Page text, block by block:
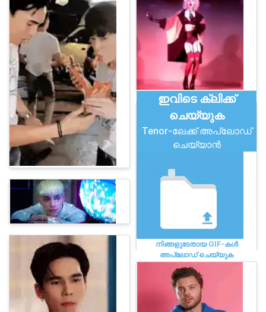
ഇവിടെ ക്ലിക്ക്
ചെയ്യുക
Tenor-ലേക്ക് അപ്‌ലോഡ്
ചെയ്യാൻ
നിങ്ങളുടേതായ GIF-കൾ
അപ്‌ലോഡ് ചെയ്യുക